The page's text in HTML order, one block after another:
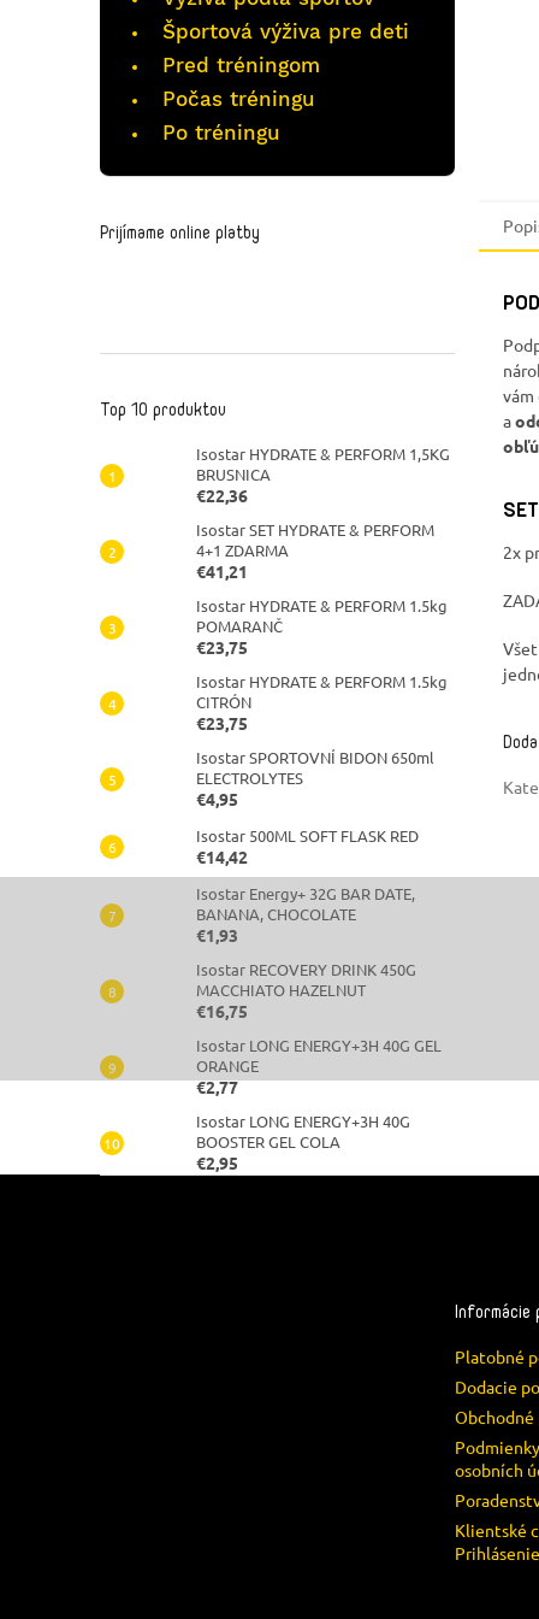
Športová výživa pre deti
Pred tréningom
Počas tréningu
Po tréningu
Prijímame online platby
Top 10 produktov
Isostar HYDRATE & PERFORM 1,5KG
BRUSNICA
€22,36
Isostar SET HYDRATE & PERFORM
4+1 ZDARMA
€41,21
Isostar HYDRATE & PERFORM 1.5kg
POMARANČ
€23,75
Isostar HYDRATE & PERFORM 1.5kg
CITRÓN
€23,75
Isostar SPORTOVNÍ BIDON 650ml
ELECTROLYTES
€4,95
Isostar 500ML SOFT FLASK RED
€14,42
Isostar Energy+ 32G BAR DATE,
BANANA, CHOCOLATE
€1,93
Isostar RECOVERY DRINK 450G
MACCHIATO HAZELNUT
€16,75
Isostar LONG ENERGY+3H 40G GEL
ORANGE
€2,77
Isostar LONG ENERGY+3H 40G
BOOSTER GEL COLA
€2,95
vám
a
2x
Informácie
Platobné
Dodacie
osobních
Klientské
Prihlásenie